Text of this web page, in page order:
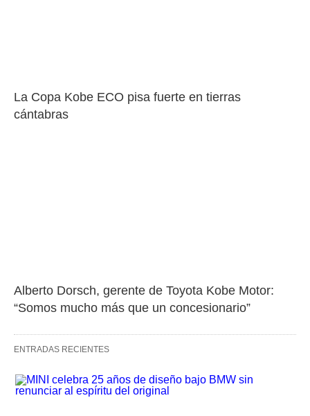
La Copa Kobe ECO pisa fuerte en tierras
cántabras
Alberto Dorsch, gerente de Toyota Kobe Motor:
“Somos mucho más que un concesionario”
ENTRADAS RECIENTES